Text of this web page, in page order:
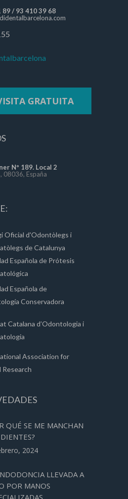
89/ 93 410 39 68
GRATUITA
Nº 189. Local 2
08036, España
Oficial d'Odontòlegs i
de Catalunya
Española de Prótesis
Española de
Conservadora
Catalana d’Odontologia i
Association for
Research
QUÉ SE ME MANCHAN
2024
LLEVADA A
POR MANOS